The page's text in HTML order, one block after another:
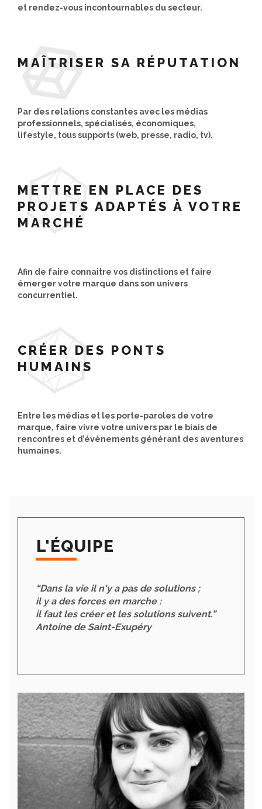
et rendez-vous incontournables du secteur.
MAÎTRISER SA RÉPUTATION
Par des relations constantes avec les médias
professionnels, spécialisés, économiques,
lifestyle, tous supports (web, presse, radio, tv).
METTRE EN PLACE DES
PROJETS ADAPTÉS À VOTRE
MARCHÉ
Afin de faire connaitre vos distinctions et faire
émerger votre marque dans son univers
concurrentiel.
CRÉER DES PONTS
HUMAINS
Entre les médias et les porte-paroles de votre
marque, faire vivre votre univers par le biais de
rencontres et d’évènements générant des aventures
humaines.
L'ÉQUIPE
“Dans la vie il n'y a pas de solutions ;
il y a des forces en marche :
il faut les créer et les solutions suivent.”
Antoine de Saint-Exupéry